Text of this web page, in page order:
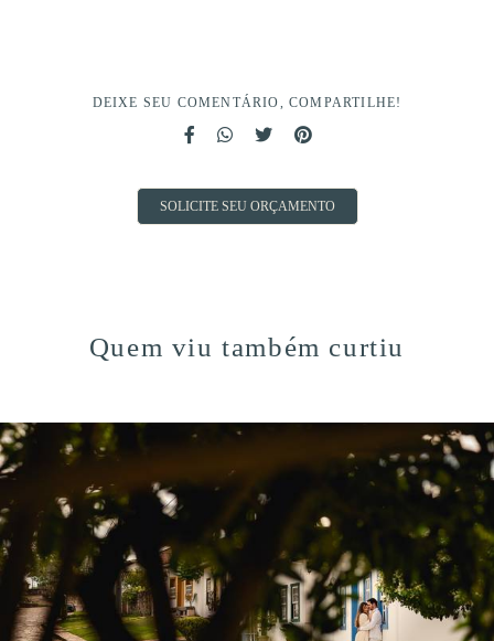
DEIXE SEU COMENTÁRIO, COMPARTILHE!
SOLICITE SEU ORÇAMENTO
Quem viu também curtiu